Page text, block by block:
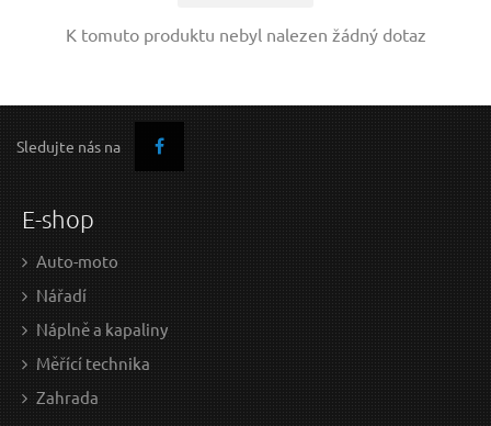
6.33 EUR bez DPH
Vrták do kovu HSS, bal 10ks, O 7,5 L=109 L1=69,
Odeslat dotaz
K tomuto produktu nebyl nalezen žádný dotaz
Sledujte nás na
E-shop
Auto-moto
Nářadí
Náplně a kapaliny
Měřící technika
Zahrada